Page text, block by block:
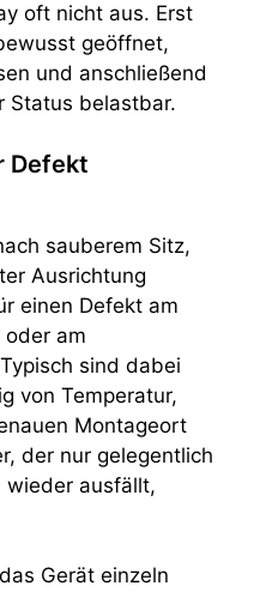
oft nicht aus. Erst
geöffnet,
und anschließend
Status belastbar.
Defekt
sauberem Sitz,
Ausrichtung
einen Defekt am
oder am
sind dabei
von Temperatur,
Montageort
der nur gelegentlich
wieder ausfällt,
Gerät einzeln